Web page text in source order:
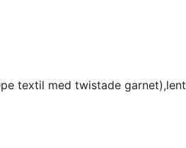
textil med twistade garnet),lent